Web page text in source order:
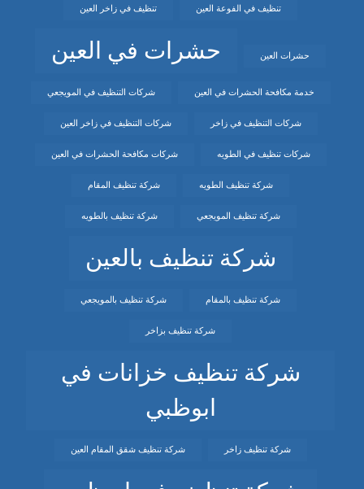
تنظيف في الفوعة العين تنظيف في زاخر العين
حشرات العين حشرات في العين
خدمة مكافحة الحشرات في العين شركات التنظيف في المويجعي
شركات التنظيف في زاخر شركات التنظيف في زاخر العين
شركات تنظيف في الطويه شركات مكافحة الحشرات في العين
شركة تنظيف الطويه شركة تنظيف المقام
شركة تنظيف المويجعي شركة تنظيف بالطويه
شركة تنظيف بالعين
شركة تنظيف بالمقام شركة تنظيف بالمويجعي
شركة تنظيف بزاخر
شركة تنظيف خزانات في
ابوظبي
شركة تنظيف زاخر شركة تنظيف شقق المقام العين